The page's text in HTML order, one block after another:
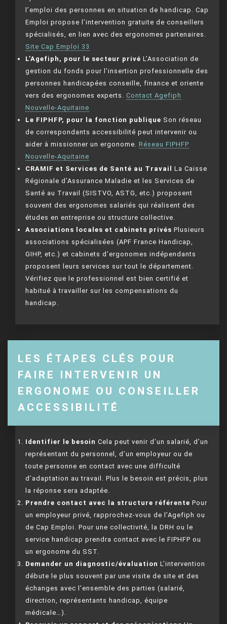
l’emploi des personnes en situation de handicap. Cap
Emploi propose l’intervention gratuite de conseillers
spécialisés, en lien avec des ergonomes partenaires.
Site Cap Emploi 33
L’Agefiph, pour le secteur privé L’Association de
gestion du fonds pour l’insertion professionnelle des
personnes handicapées conseille, finance et oriente
vers des ergonomes experts. Contact Agefiph
Nouvelle-Aquitaine
Le FIPHFP, pour la fonction publique Son réseau
de correspondants accessibilité peut intervenir ou
aider à missionner un ergonome. Réseau FIPHFP
Nouvelle-Aquitaine
CRAMIF et Services de Santé au Travail
La Caisse
Régionale d’Assurance Maladie et les Services de
Santé au Travail (SISTVO, ASTG, etc.) proposent
souvent des ergonomes salariés qui réalisent des
études en entreprise ou structure collective.
Associations locales et cabinets privés Plusieurs
associations spécialisées (APF France Handicap,
GIHP, etc.) et cabinets d’ergonomes indépendants
proposent leurs services sur tout le département.
Vérifiez que le professionnel est bien certifié et
habitué à travailler sur les compensations du
handicap.
LES ÉTAPES CLÉS POUR
FAIRE INTERVENIR UN
ERGONOME OU CONSEILLER
ACCESSIBILITÉ
Identifier le besoin Cela peut venir d’un salarié, d’un
représentant du personnel, d’un employeur ou de
toute personne en contact avec une difficulté
d’adaptation au travail. Plus le besoin est précis, plus
la réponse sera adaptée.
Prendre contact avec la structure référente Pour
un employeur privé, rapprochez-vous de l’Agefiph ou
de Cap Emploi. Pour une collectivité, la DRH ou le
service handicap prendra contact avec le FIPHFP ou
un ergonome du SST.
Demander un diagnostic/évaluation L’intervention
débute le plus souvent par une visite de site et des
échanges avec l’ensemble des parties (salarié,
direction, représentants handicap, équipe
médicale…).